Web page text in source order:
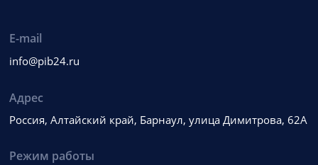
E-mail
info@pib24.ru
Адрес
Россия, Алтайский край, Барнаул, улица Димитрова, 62А
Режим работы